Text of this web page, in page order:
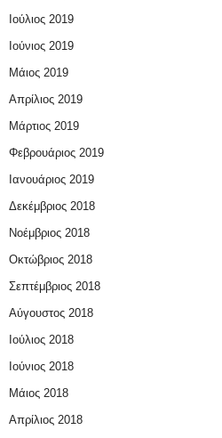
Ιούλιος 2019
Ιούνιος 2019
Μάιος 2019
Απρίλιος 2019
Μάρτιος 2019
Φεβρουάριος 2019
Ιανουάριος 2019
Δεκέμβριος 2018
Νοέμβριος 2018
Οκτώβριος 2018
Σεπτέμβριος 2018
Αύγουστος 2018
Ιούλιος 2018
Ιούνιος 2018
Μάιος 2018
Απρίλιος 2018